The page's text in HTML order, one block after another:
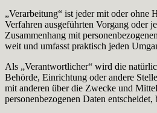
„Verarbeitung“ ist jeder mit oder ohne
Verfahren ausgeführten Vorgang oder
Zusammenhang mit
weit und umfasst praktisch jeden
Als „Verantwortlicher“ wird die
Behörde, Einrichtung oder andere
mit anderen über die Zwecke und
personenbezogenen Daten entscheidet,